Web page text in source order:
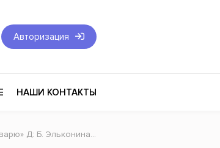
Авторизация
НАШИ КОНТАКТЫ
1 класс. В 4-х частях. Часть 3